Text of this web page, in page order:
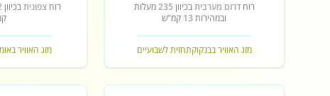
רוחדרום מערביתבכיוון 235מעלות
ובמהירות 13 קמ"ש
מזג האוויר בבנקוקתחזית לשבועיים
רוח צפוניתבכיוון
מזג האוויר